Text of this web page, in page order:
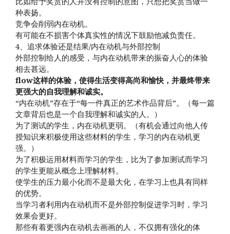
种表扬。
竞争会削弱内在动机。
有可能在不损害个体真实性的情况下鼓励他减负责任。
4、追求体验还是结果/内在动机与外部控制
外部控制给人的感受，与内在动机带来的振奋人心的体验
相去甚远。
flow这样的体验，使得生活变得高尚和愉快，并最终带来
更强大的自我理解和诚实。
“内在动机”存在于“每一件真正的艺术作品背后”。（每一篇
文章背后也是一个自我理解和诚实的人。）
为了测试的学生，内在动机更弱。（有机会通过向他人传
授知识来积极使用这些材料的学生，学习的内在动机更
强。）
为了积极运用材料而学习的学生，比为了参加测试而学习
的学生更能从概念上理解材料。
使学生的压力最小化而不是最大化，在学习上也具有同样
的优势。
当学习者利用内在动机而不是外部控制促进学习时，学习
效果会更好。
那些有着更强内在动机去画画的人，不仅拥有强化的体